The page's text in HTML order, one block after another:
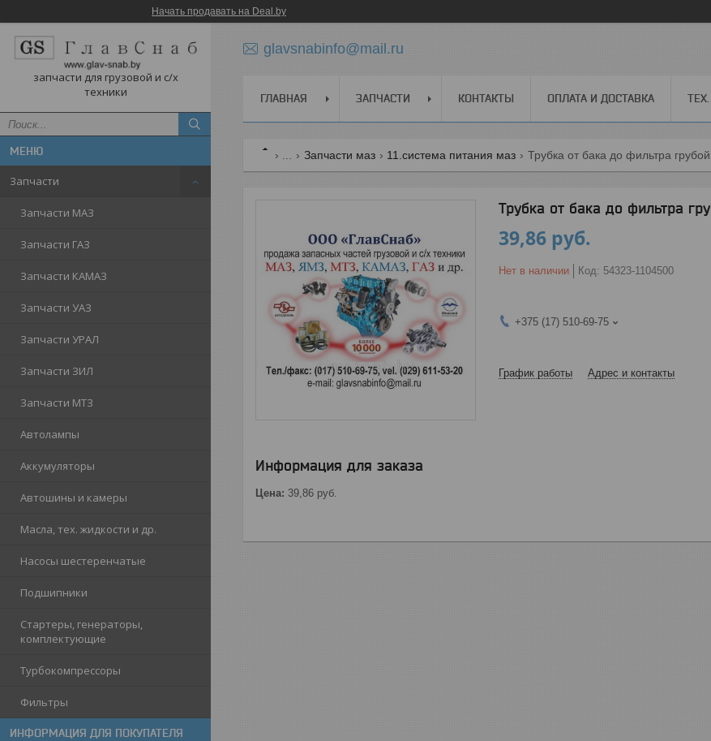
Начать продавать на Deal.by
запчасти для грузовой и с/х
техники
Запчасти
Запчасти МАЗ
Запчасти ГАЗ
Запчасти КАМАЗ
Запчасти УАЗ
Запчасти УРАЛ
Запчасти ЗИЛ
Запчасти МТЗ
Автолампы
Аккумуляторы
Автошины и камеры
Масла, тех. жидкости и др.
Насосы шестеренчатые
Подшипники
Стартеры, генераторы,
комплектующие
Турбокомпрессоры
Фильтры
ИНФОРМАЦИЯ ДЛЯ ПОКУПАТЕЛЯ
glavsnabinfo@mail.ru
ГЛАВНАЯ ЗАПЧАСТИ КОНТАКТЫ ОПЛАТА И ДОСТАВКА
Запчасти маз 11.система питания маз Трубка от бака до фильтра
Трубка от бака до фильтра
39,86 руб.
Нет в наличии Код: 54323-1104500
+375 (17) 510-69-75
График работы Адрес и контакты
Информация для заказа
Цена: 39,86 руб.